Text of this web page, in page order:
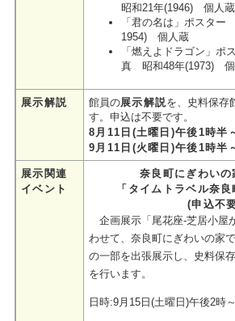
昭和21年(1946) 個人蔵
「君の名は」ポスター
1954) 個人蔵
「燃えよドラゴン」ポ
真 昭和48年(1973) 個
展示解説 館員の展示解説を、史料保存
す。申込は不要です。
8月11日(土曜日)午後1時半
9月11日(火曜日)午後1時半
展示関連
イベント
奈良町にぎわいの
「タイムトラベル奈良
(申込不
企画展示「尾花座-芝居小屋
わせて、奈良町にぎわいの家
の一部を出張展示し、史料保
を行います。
日時:9月15日(土曜日)午後2時